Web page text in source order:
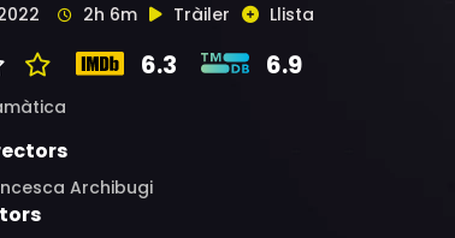
2h 6m Tràiler Llista
6.3 6.9
Archibugi